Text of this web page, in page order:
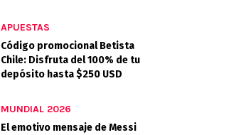
APUESTAS
Código promocional Betista
Chile: Disfruta del 100% de tu
depósito hasta $250 USD
MUNDIAL 2026
El emotivo mensaje de Messi